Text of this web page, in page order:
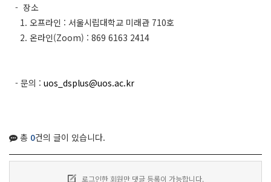
- 장소
1. 오프라인 : 서울시립대학교 미래관 710호
2. 온라인(Zoom) : 869 6163 2414
- 문의 : uos_dsplus@uos.ac.kr
총 0건의 글이 있습니다.
로그인한 회원만 댓글 등록이 가능합니다.